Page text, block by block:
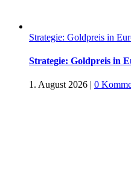
Strategie: Goldpreis in
Strategie: Goldpreis in
1. August 2026 0